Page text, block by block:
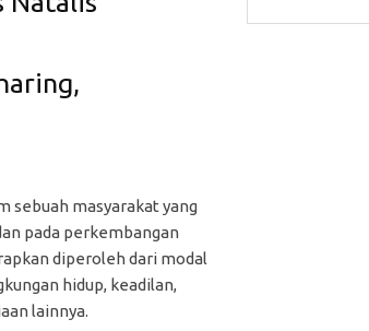
sebuah masyarakat yang
pada perkembangan
diperoleh dari modal
hidup, keadilan,
lainnya.